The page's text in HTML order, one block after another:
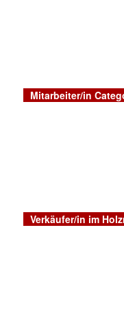
Mitarbeiter/in
Verkäufer/in im